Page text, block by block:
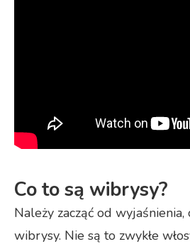
Co to są wibrysy?
Należy zacząć od
wibrysy. Nie są to zwykłe